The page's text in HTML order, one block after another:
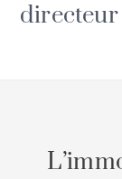
directeur